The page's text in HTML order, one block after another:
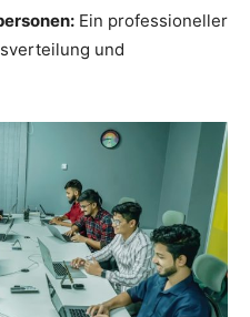
Ein professioneller
und